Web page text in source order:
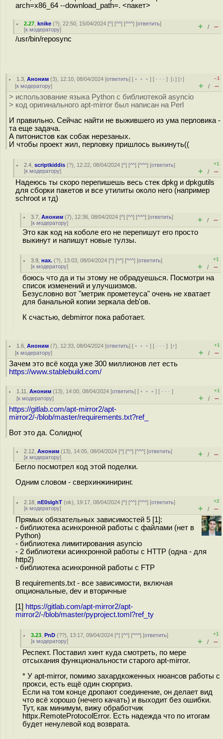
arch=x86_64 --download_path=. <пакет>
2.27 ,knike (?), 22:50, 15/04/2024 [^] [^^] [^^^] [ответить]
[к модератору] + / –
/usr/bin/reposync
1.3 ,Аноним (3), 12:10, 08/04/2024 [ответить] [ ﹢﹢﹢] [ · · ·][↓] [↑]
[к модератору]
–1
+ / –
> использование языка Python с библиотекой asyncio
> код оригинального apt-mirror был написан на Perl
И правильно. Сейчас найти не выжившего из ума перловика -
та еще задача.
А питонистов как собак нерезаных.
И чтобы проект жил, перловку пришлось выкинуть((
2.4 ,scriptkiddis (?), 12:22, 08/04/2024 [^] [^^] [^^^] [ответить]
[к модератору]
+1
+ / –
Надеюсь ты скоро перепишешь весь стек dpkg и dpkgutils
для сборки пакетов и все утилиты около него (например
schroot и тд)
3.7 ,Аноним (7), 12:36, 08/04/2024 [^] [^^] [^^^] [ответить]
[к модератору] + / –
Это как код на коболе его не перепишут его просто
выкинут и напишут новые тулзы.
3.9 ,нах. (?), 13:03, 08/04/2024 [^] [^^] [^^^] [ответить]
[к модератору]
+1
+ / –
боюсь что да и ты этому не обрадуешься. Посмотри на
список изменений и улучшизмов.
Безусловно вот "метрик прометеуса" очень не хватает
для банальной копии зеркала deb'ов.
К счастью, debmirror пока работает.
1.6 ,Аноним (7), 12:33, 08/04/2024 [ответить] [ ﹢﹢﹢] [ · · ·][↑]
[к модератору]
+1
+ / –
Зачем это всё когда уже 300 миллионов лет есть
https://www.stablebuild.com/
1.11 ,Аноним (13), 14:00, 08/04/2024 [ответить] [ ﹢﹢﹢] [ · · ·]
[к модератору]
+1
+ / –
https://gitlab.com/apt-mirror2/apt-
mirror2/-/blob/master/requirements.txt?ref_
Вот это да. Солидно(
2.12 ,Аноним (13), 14:05, 08/04/2024 [^] [^^] [^^^] [ответить]
[к модератору] + / –
Бегло посмотрел код этой поделки.
Одним словом - сверхинжиниринг.
2.18 ,nE0sIghT (ok), 19:17, 08/04/2024 [^] [^^] [^^^] [ответить]
[к модератору]
+2
+ / –
Прямых обязательных зависимостей 5 [1]:
- библиотека асинхронной работы с файлами (нет в
Python)
- библиотека лимитирования asyncio
- 2 библиотеки асинхронной работы с HTTP (одна - для
http2)
- библиотека асинхронной работы с FTP
В requirements.txt - все зависимости, включая
опциональные, dev и вторичные
[1] https://gitlab.com/apt-mirror2/apt-
mirror2/-/blob/master/pyproject.toml?ref_ty
3.23 ,PnD (??), 13:17, 09/04/2024 [^] [^^] [^^^] [ответить]
[к модератору]
+1
+ / –
Респект. Поставил хинт куда смотреть, по мере
отсыхания функциональности старого apt-mirror.
* У apt-mirror, помимо захардкоженных нюансов работы с
прокси, есть ещё один сюрприз.
Если на том конце дропают соединение, он делает вид
что всё хорошо (нечего качать) и выходит без ошибки.
Тут, как минимум, вижу обработчик
httpx.RemoteProtocolError. Есть надежда что по итогам
будет ненулевой код возврата.